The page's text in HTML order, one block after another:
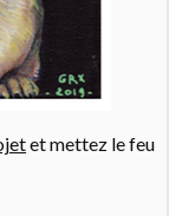
et mettez le feu